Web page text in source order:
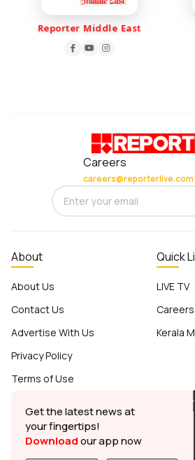
റിപ്പോർട്ടർ നെറ്റ്‌വര്‍ക്ക്‌ 1 min read
കാർ സ്റ്റാർട്ട് ചെയ്താൽ ഉടനെ
അറിഞ്ഞിരുന്നാൽ ഗുണമുണ്ട്
റിപ്പോർട്ടർ നെറ്റ്‌വര്‍ക്ക്‌